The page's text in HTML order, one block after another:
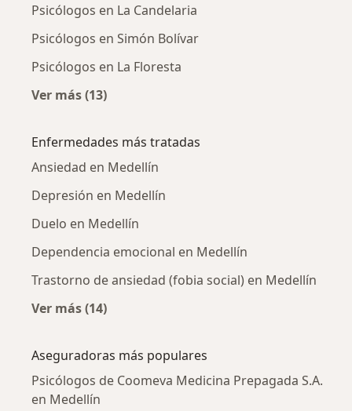
Psicólogos en La Candelaria
Psicólogos en Simón Bolívar
Psicólogos en La Floresta
Ver más (13)
Enfermedades más tratadas
Ansiedad en Medellín
Depresión en Medellín
Duelo en Medellín
Dependencia emocional en Medellín
Trastorno de ansiedad (fobia social) en Medellín
Ver más (14)
Aseguradoras más populares
Psicólogos de Coomeva Medicina Prepagada S.A.
en Medellín